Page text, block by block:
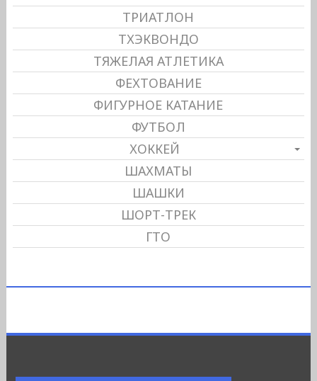
ТРИАТЛОН
ТХЭКВОНДО
ТЯЖЕЛАЯ АТЛЕТИКА
ФЕХТОВАНИЕ
ФИГУРНОЕ КАТАНИЕ
ФУТБОЛ
ХОККЕЙ
ШАХМАТЫ
ШАШКИ
ШОРТ-ТРЕК
ГТО